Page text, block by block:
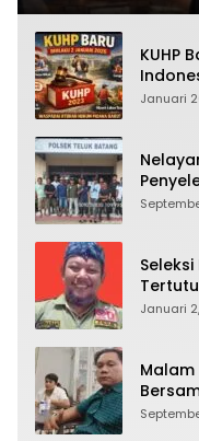
KUHP
Januari
Januari
Malam